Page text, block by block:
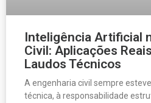
Inteligência Artificial
Civil: Aplicações
Laudos Técnicos
A engenharia civil sempre
técnica, à responsabilidade